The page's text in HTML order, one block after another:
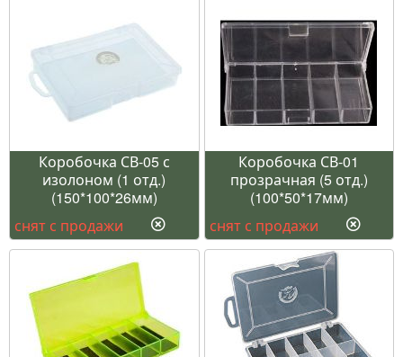
Коробочка СВ-05 с
изолоном (1 отд.)
(150*100*26мм)
снят с продажи
Коробочка СВ-01
прозрачная (5 отд.)
(100*50*17мм)
снят с продажи